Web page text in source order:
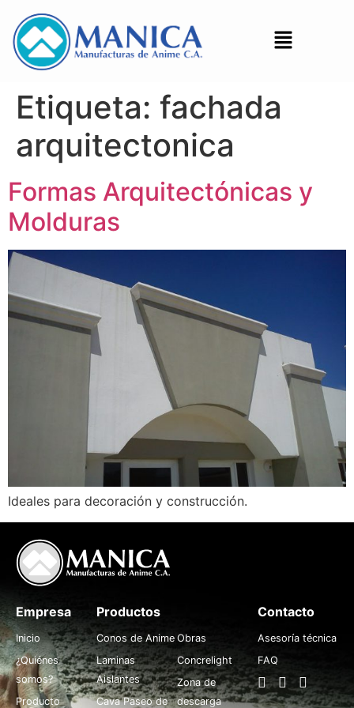
Etiqueta: fachada
arquitectonica
Formas Arquitectónicas y
Molduras
Ideales para decoración y construcción.
Empresa
Inicio
¿Quiénes
somos?
Producto
Productos
Conos de Anime
Laminas
Aislantes
Cava Paseo de
Obras
Concrelight
Zona de
descarga
Contacto
Asesoría técnica
FAQ